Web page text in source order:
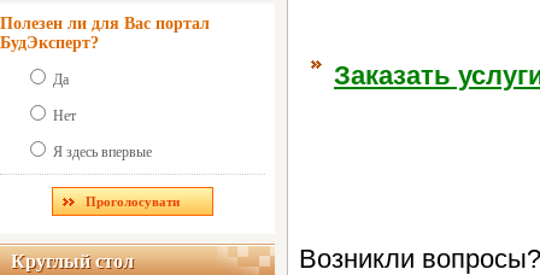
Полезен ли для Вас портал
БудЭксперт?
Да
Нет
Я здесь впервые
Круглый стол
Круглый стол
Заказать
Возникли